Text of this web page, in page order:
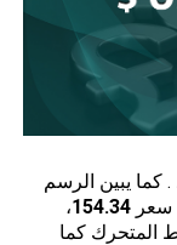
. كما يبين الرسم
سعر 154.34
،
المتحرك كما